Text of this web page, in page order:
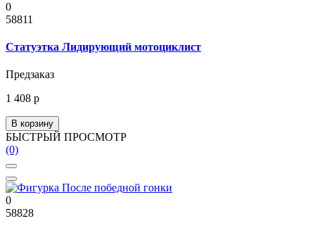
0
58811
Статуэтка Лидирующий мотоциклист
Предзаказ
1 408 р
В корзину
БЫСТРЫЙ ПРОСМОТР
(0)
0
58828